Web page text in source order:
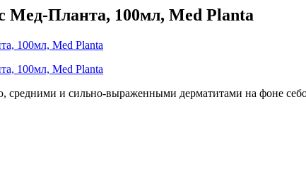
Мед-Планта, 100мл, Med Planta
средними и сильно-выраженными дерматитами на фоне